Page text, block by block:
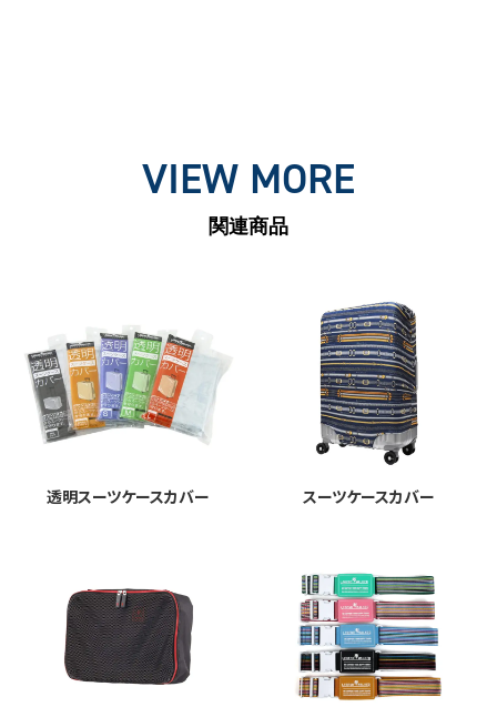
VIEW MORE
関連商品
透明スーツケースカバー スーツケースカバー